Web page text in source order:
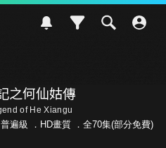
之何仙姑傳
of He Xiangu
普遍級 ．HD畫質 ．全70集(部分免費)